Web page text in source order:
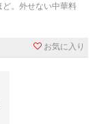
。外せない中華料
お気に入り